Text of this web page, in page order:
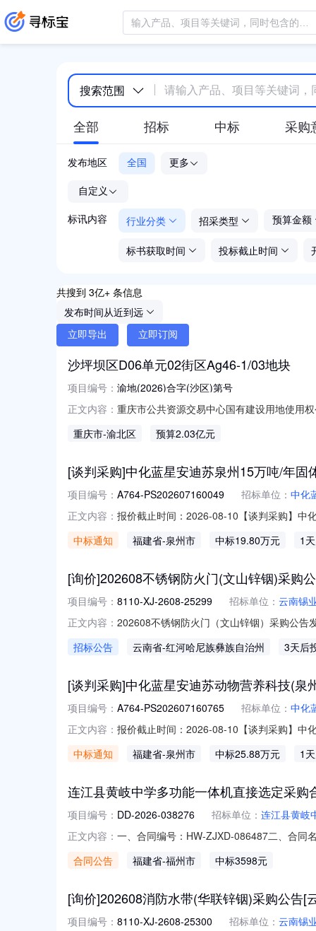
搜索范围
全部 招标 中标 采购
发布地区 全国 更多
自定义
标讯内容 行业分类 招采类型 预算金额
标书获取时间 投标截止时间
共搜到 3亿+ 条信息
发布时间从近到远
立即导出 立即订阅
沙坪坝区D06单元02街区Ag46-1/03地块
项目编号： 渝地(2026)合字(沙区)第号
正文内容： 重庆市公共资源交易中心国有建设用地使用
（㎡）总计容建筑面积（㎡）建筑密度绿地
重庆市-渝北区 预算2.03亿元
[谈判采购]中化蓝星安迪苏泉州15万吨/年
项目编号： A764-PS202607160049 招标单位： 中化
正文内容： 报价截止时间：2026-08-10【谈判采购】中
PS202607160049成交结果：1.供应商名称
中标通知 福建省-泉州市 中标19.80万元 1
[询价]202608不锈钢防火门(文山锌铟)采购
项目编号： 8110-XJ-2608-25299 招标单位： 云南锡
正文内容： 202608不锈钢防火门（文山锌铟）采购公
号：8110-XJ-2608-25299项目标名：
招标公告 云南省-红河哈尼族彝族自治州 3天后
[谈判采购]中化蓝星安迪苏动物营养科技(
项目编号： A764-PS202607160765 招标单位： 中化
正文内容： 报价截止时间：2026-08-10【谈判采购】中
项目编号：A764-PS202607160765成交结
中标通知 福建省-泉州市 中标25.88万元 1
连江县黄岐中学多功能一体机直接选定采购
项目编号： DD-2026-038276 招标单位： 连江县黄岐
正文内容： 一、合同编号：HW-ZJXD-086487二、合同
号利嘉苑1层01店面-1联系方式：
合同公告 福建省-福州市 中标3598元
[询价]202608消防水带(华联锌铟)采购公告[
项目编号： 8110-XJ-2608-25300 招标单位： 云南锡